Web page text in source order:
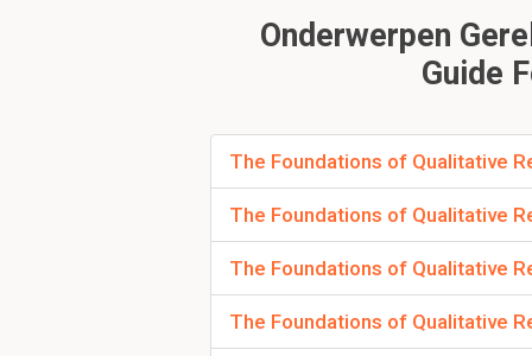
Lincoln
Een aantal
interpreteren of te
worden i.p.v. vooraf
Wat kan gezien
het gebied van
Onderwerpen
Guide
The Foundations of Qualitative
The Foundations of Qualitative
The Foundations of Qualitative
The Foundations of Qualitative